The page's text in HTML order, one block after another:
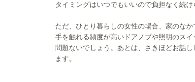
タイミングはいつでもいいので負担なく続
ただ、ひとり暮らしの女性の場合、家のな
手を触れる頻度が高いドアノブや照明のス
問題ないでしょう。あとは、さきほどお話
ます。